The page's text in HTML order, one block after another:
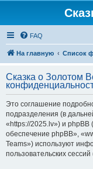
FAQ
На главную Список
Сказка о Золотом
Это соглашение
подразделения (в
«https://2025.lv») и
обеспечение phpBB»,
Teams») используют
пользовательских